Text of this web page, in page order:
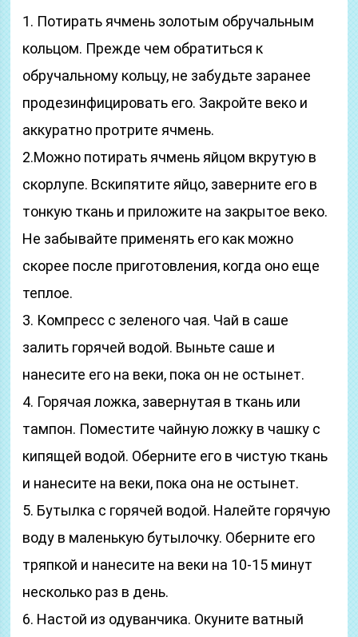
1. Потирать ячмень золотым обручальным
кольцом. Прежде чем обратиться к
обручальному кольцу, не забудьте заранее
продезинфицировать его. Закройте веко и
аккуратно протрите ячмень.
2.Можно потирать ячмень яйцом вкрутую в
скорлупе. Вскипятите яйцо, заверните его в
тонкую ткань и приложите на закрытое веко.
Не забывайте применять его как можно
скорее после приготовления, когда оно еще
теплое.
3. Компресс с зеленого чая. Чай в саше
залить горячей водой. Выньте саше и
нанесите его на веки, пока он не остынет.
4. Горячая ложка, завернутая в ткань или
тампон. Поместите чайную ложку в чашку с
кипящей водой. Оберните его в чистую ткань
и нанесите на веки, пока она не остынет.
5. Бутылка с горячей водой. Налейте горячую
воду в маленькую бутылочку. Оберните его
тряпкой и нанесите на веки на 10-15 минут
несколько раз в день.
6. Настой из одуванчика. Окуните ватный